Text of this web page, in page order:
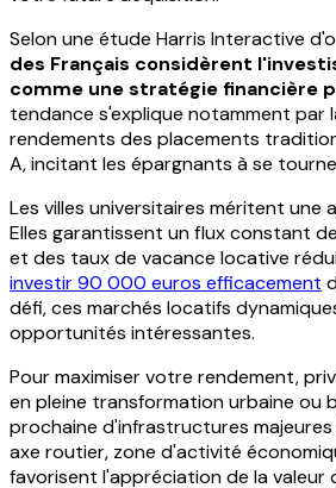
Selon une étude Harris Interactive
des Français considèrent
comme une stratégie financière
tendance s'explique notamment par
rendements des placements
A, incitant les épargnants à se
Les villes universitaires méritent une
Elles garantissent un flux constant
et des taux de vacance locative
investir 90 000 euros efficacement
défi, ces marchés locatifs
opportunités intéressantes.
Pour maximiser votre rendement,
en pleine transformation urbaine ou
prochaine d'infrastructures majeures
axe routier, zone d'activité
favorisent l'appréciation de la valeur